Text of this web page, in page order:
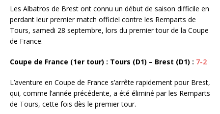
Les Albatros de Brest ont connu un début de saison difficile en
perdant leur premier match officiel contre les Remparts de
Tours, samedi 28 septembre, lors du premier tour de la Coupe
de France.
Coupe de France (1er tour) : Tours (D1) – Brest (D1) : 7-2
L’aventure en Coupe de France s’arrête rapidement pour Brest,
qui, comme l’année précédente, a été éliminé par les Remparts
de Tours, cette fois dès le premier tour.